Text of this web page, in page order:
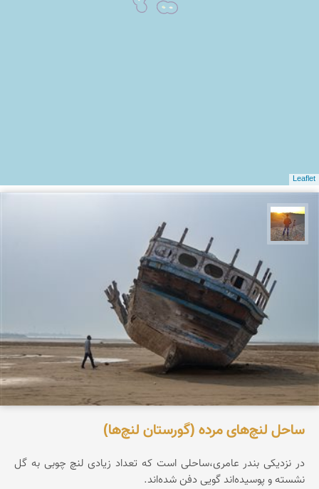
Leaflet
ساحل لنچ‌های مرده (گورستان لنچ‌ها)
در نزدیکی بندر عامری،‌ساحلی است که تعداد زیادی لنچ چوبی به گل
نشسته‌ و پوسیده‌اند گویی دفن شده‌اند.